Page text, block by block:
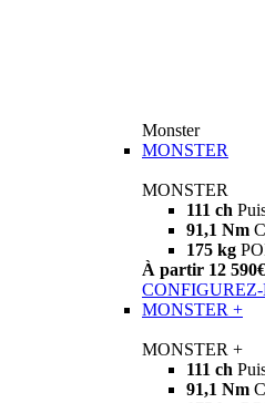
Monster
MONSTER
MONSTER
111 ch
91,1 Nm
175 kg
À partir 12
MONSTER +
MONSTER +
111 ch
91,1 Nm